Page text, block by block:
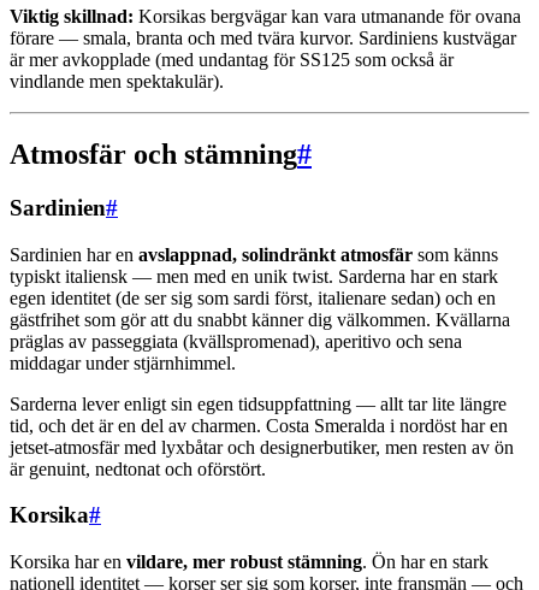
Viktig skillnad: Korsikas bergvägar kan vara utmanande för ovana
förare — smala, branta och med tvära kurvor. Sardiniens kustvägar
är mer avkopplade (med undantag för SS125 som också är
vindlande men spektakulär).
Atmosfär och stämning#
Sardinien#
Sardinien har en avslappnad, solindränkt atmosfär som känns
typiskt italiensk — men med en unik twist. Sarderna har en stark
egen identitet (de ser sig som sardi först, italienare sedan) och en
gästfrihet som gör att du snabbt känner dig välkommen. Kvällarna
präglas av passeggiata (kvällspromenad), aperitivo och sena
middagar under stjärnhimmel.
Sarderna lever enligt sin egen tidsuppfattning — allt tar lite längre
tid, och det är en del av charmen. Costa Smeralda i nordöst har en
jetset-atmosfär med lyxbåtar och designerbutiker, men resten av ön
är genuint, nedtonat och oförstört.
Korsika#
Korsika har en vildare, mer robust stämning. Ön har en stark
nationell identitet — korser ser sig som korser, inte fransmän — och